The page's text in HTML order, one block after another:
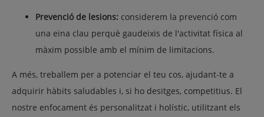
Prevenció de lesions: considerem la prevenció com
una eina clau perquè gaudeixis de l'activitat física al
màxim possible amb el mínim de limitacions.
A més, treballem per a potenciar el teu cos, ajudant-te a
adquirir hàbits saludables i, si ho desitges, competitius. El
nostre enfocament és personalitzat i holístic, utilitzant els